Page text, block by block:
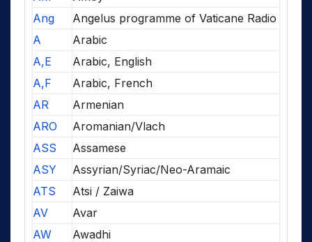
Ang
Angelus programme of Vaticane Radio
A
Arabic
A,E
Arabic, English
A,F
Arabic, French
AR
Armenian
ARO
Aromanian/Vlach
ASS
Assamese
ASY
Assyrian/Syriac/Neo-Aramaic
ATS
Atsi / Zaiwa
AV
Avar
AW
Awadhi